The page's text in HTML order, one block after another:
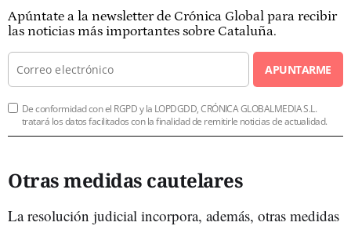
Apúntate a la newsletter de Crónica Global para recibir
las noticias más importantes sobre Cataluña.
APUNTARME
De conformidad con el RGPD y la LOPDGDD, CRÓNICA GLOBALMEDIA S.L.
tratará los datos facilitados con la finalidad de remitirle noticias de actualidad.
Otras medidas cautelares
La resolución judicial incorpora, además, otras medidas